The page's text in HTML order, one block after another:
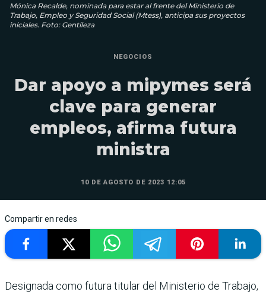
Mónica Recalde, nominada para estar al frente del Ministerio de
Trabajo, Empleo y Seguridad Social (Mtess), anticipa sus proyectos
iniciales. Foto: Gentileza
NEGOCIOS
Dar apoyo a mipymes será
clave para generar
empleos, afirma futura
ministra
10 DE AGOSTO DE 2023 12:05
Compartir en redes
Designada como futura titular del Ministerio de Trabajo,